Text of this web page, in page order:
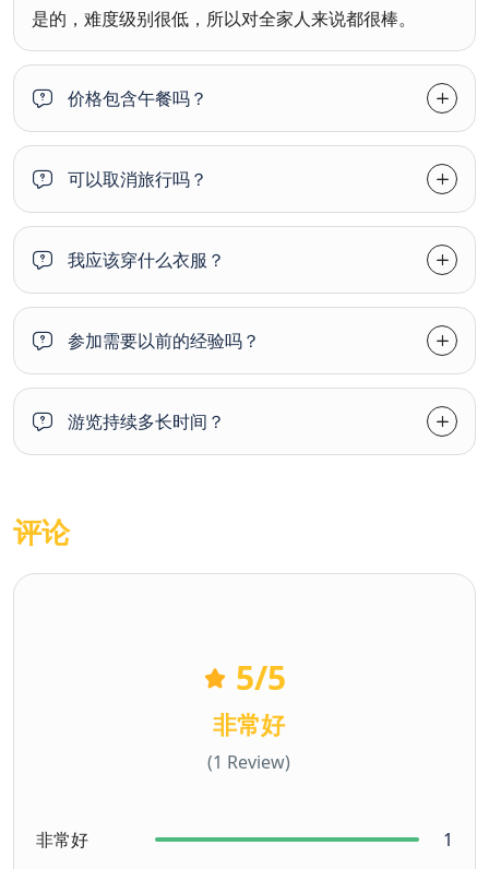
是的，难度级别很低，所以对全家人来说都很棒。
价格包含午餐吗？
可以取消旅行吗？
我应该穿什么衣服？
参加需要以前的经验吗？
游览持续多长时间？
评论
5/5
非常好
(1 Review)
非常好
1